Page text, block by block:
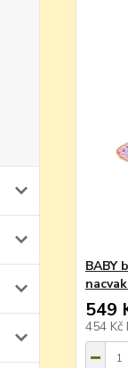
BABY
549
454 Kč